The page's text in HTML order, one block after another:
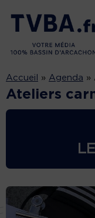
Accueil » Agenda »
Ateliers
LE